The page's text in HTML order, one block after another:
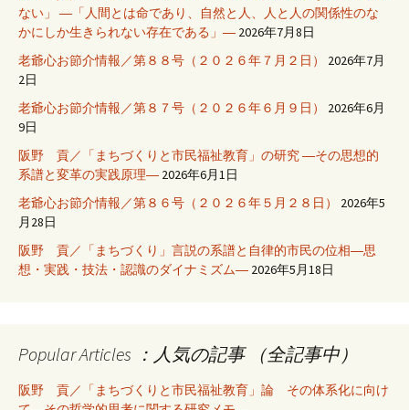
ない」 ―「人間とは命であり、自然と人、人と人の関係性のな
かにしか生きられない存在である」― 2026年7月8日
老爺心お節介情報／第８８号（２０２６年７月２日）
2026年7月
2日
老爺心お節介情報／第８７号（２０２６年６月９日）
2026年6月
9日
阪野 貢／「まちづくりと市民福祉教育」の研究 ―その思想的
系譜と変革の実践原理― 2026年6月1日
老爺心お節介情報／第８６号（２０２６年５月２８日）
2026年5
月28日
阪野 貢／「まちづくり」言説の系譜と自律的市民の位相―思
想・実践・技法・認識のダイナミズム― 2026年5月18日
Popular Articles ：人気の記事 （全記事中）
阪野 貢／「まちづくりと市民福祉教育」論 その体系化に向け